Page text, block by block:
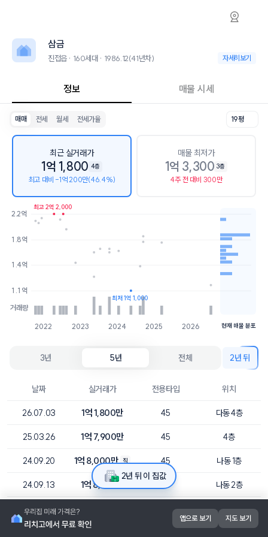
진접읍 삼금 아파트 시세·실거래가·2년뒤 가격
삼금은 진접읍에 위치한 160세대 아파트로, 1986.12 입주한 41년차 단
인근 학군으로는 진접초등학교, 풍양중학교, 진접고등학교가 있습니다.
최고 4층, 용적률 112%의 단지입니다.
교육 시설로는 서원유치원 (80m), 남양주도담유치원 (92m)이 있습
삼금
진접읍 · 160세대 · 1986.12(41년차) 진접읍 · 160세
자세히보기
정보 매물 시세
매매 전세 월세 전세가율 19평
최근 실거래가
1억 1,800 4층
최고 대비 -1억 200만(46.4%)
매물 최저가
1억 3,300 3층
4주 전 대비 300만
2022 2023 2024 2025 2026
거래량
1.1억
1.4억
1.8억
2.2억
최고 2억 2,000
최저 1억 1,000
현재 매물 분포
3년 5년 전체 2년 뒤
날짜 실거래가 전용타입 위치
26.07.03 1억 1,800만 45 다동 4층
25.03.26 1억 7,900만 45 4층
24.09.20 1억 8,000만 직 45 나동 1층
24.09.13 1억 8,800만 45 나동 2층
24.08.16 다동 3층
2년 뒤 이 집값
앱으로 보기 지도 보기